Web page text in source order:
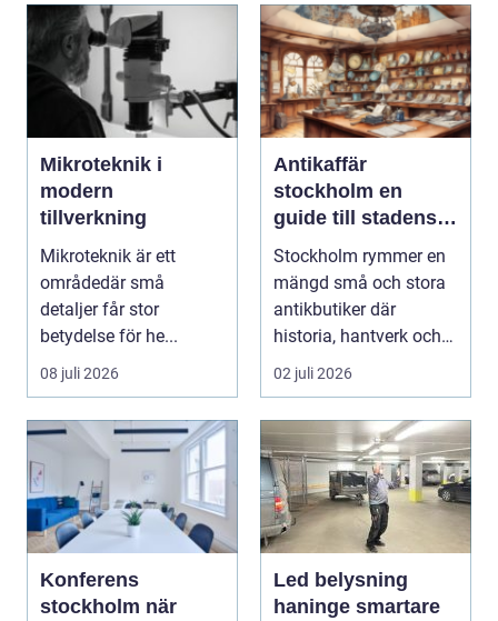
Mikroteknik i
modern
tillverkning
Mikroteknik är ett
områdedär små
detaljer får stor
betydelse för he...
08 juli 2026
Antikaffär
stockholm en
guide till stadens
dolda skatter
Stockholm rymmer en
mängd små och stora
antikbutiker där
historia, hantverk och
personlig stil möts....
02 juli 2026
Konferens
stockholm när
Led belysning
haninge smartare